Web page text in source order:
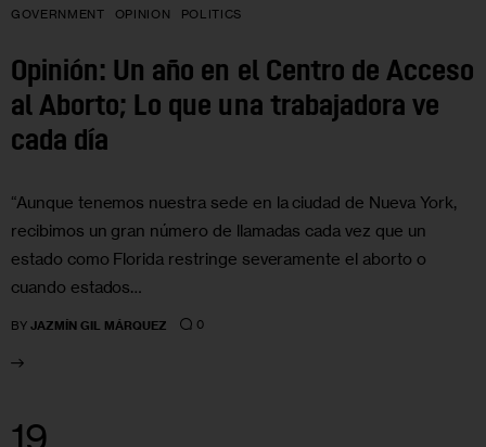
GOVERNMENT OPINION POLITICS
Opinión: Un año en el Centro de Acceso
al Aborto; Lo que una trabajadora ve
cada día
“Aunque tenemos nuestra sede en la ciudad de Nueva York,
recibimos un gran número de llamadas cada vez que un
estado como Florida restringe severamente el aborto o
cuando estados…
BY JAZMÍN GIL MÁRQUEZ 0